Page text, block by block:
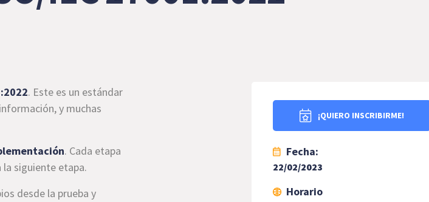
¡QUIERO INSCRIBIRME!
Fecha:
22/02/2023
Horario
. Este es un estándar
y muchas
. Cada etapa
siguiente etapa.
desde la prueba y